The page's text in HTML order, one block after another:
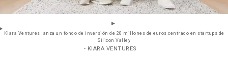
Kiara Ventures lanza un fondo de inversión de 20 millones de euros centrado en startups de
Silicon Valley
- KIARA VENTURES